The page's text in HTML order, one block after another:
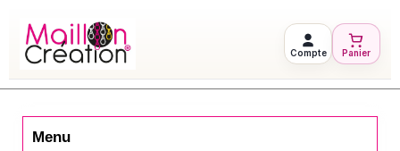
Compte Panier
Menu